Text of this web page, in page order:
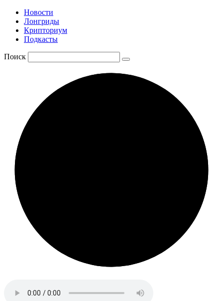
Новости
Лонгриды
Крипториум
Подкасты
Поиск